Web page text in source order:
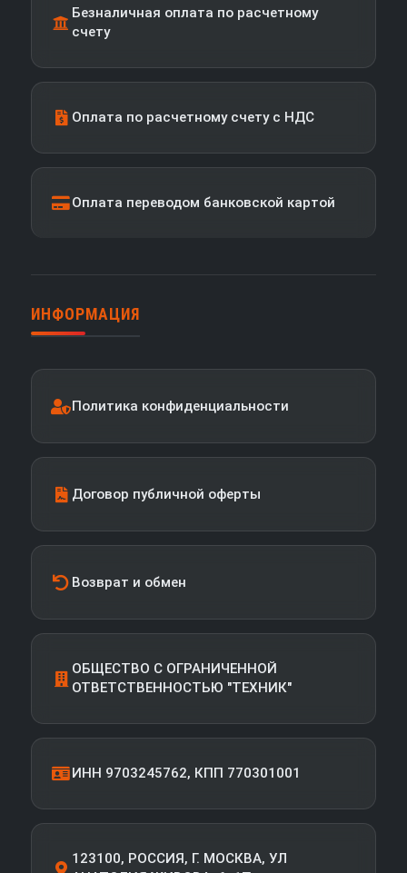
Безналичная оплата по расчетному
счету
Оплата по расчетному счету с НДС
Оплата переводом банковской картой
ИНФОРМАЦИЯ
Политика конфиденциальности
Договор публичной оферты
Возврат и обмен
ОБЩЕСТВО С ОГРАНИЧЕННОЙ
ОТВЕТСТВЕННОСТЬЮ "ТЕХНИК"
ИНН 9703245762, КПП 770301001
123100, РОССИЯ, Г. МОСКВА, УЛ